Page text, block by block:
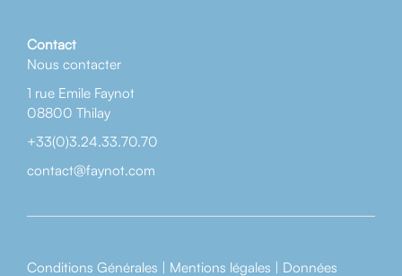
Contact
Nous contacter
1 rue Emile Faynot
08800 Thilay
+33(0)3.24.33.70.70
contact@faynot.com
Conditions Générales | Mentions légales | Données